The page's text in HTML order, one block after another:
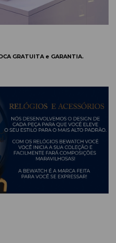
GRATUITA e GARANTIA.